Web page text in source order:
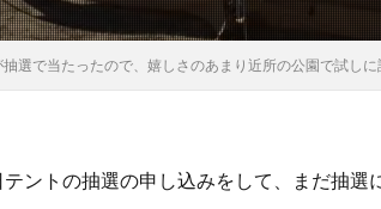
選で当たったので、嬉しさのあまり近所の公園で試しに
テントの抽選の申し込みをして、まだ抽選